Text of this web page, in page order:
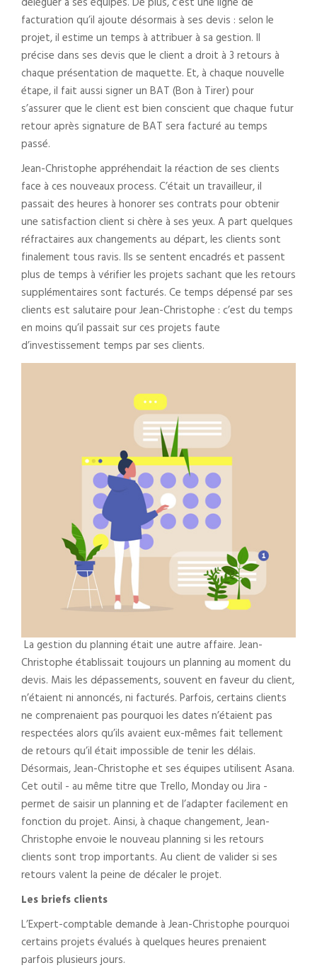
facturation qu’il ajoute désormais à ses devis : selon le
projet, il estime un temps à attribuer à sa gestion. Il
précise dans ses devis que le client a droit à 3 retours à
chaque présentation de maquette. Et, à chaque nouvelle
étape, il fait aussi signer un BAT (Bon à Tirer) pour
s’assurer que le client est bien conscient que chaque futur
retour après signature de BAT sera facturé au temps
passé.
Jean-Christophe appréhendait la réaction de ses clients
face à ces nouveaux process. C’était un travailleur, il
passait des heures à honorer ses contrats pour obtenir
une satisfaction client si chère à ses yeux. A part quelques
réfractaires aux changements au départ, les clients sont
finalement tous ravis. Ils se sentent encadrés et passent
plus de temps à vérifier les projets sachant que les retours
supplémentaires sont facturés. Ce temps dépensé par ses
clients est salutaire pour Jean-Christophe : c’est du temps
en moins qu’il passait sur ces projets faute
d’investissement temps par ses clients.
La gestion du planning était une autre affaire. Jean-
Christophe établissait toujours un planning au moment du
devis. Mais les dépassements, souvent en faveur du client,
n’étaient ni annoncés, ni facturés. Parfois, certains clients
ne comprenaient pas pourquoi les dates n’étaient pas
respectées alors qu’ils avaient eux-mêmes fait tellement
de retours qu’il était impossible de tenir les délais.
Désormais, Jean-Christophe et ses équipes utilisent Asana.
Cet outil - au même titre que Trello, Monday ou Jira -
permet de saisir un planning et de l’adapter facilement en
fonction du projet. Ainsi, à chaque changement, Jean-
Christophe envoie le nouveau planning si les retours
clients sont trop importants. Au client de valider si ses
retours valent la peine de décaler le projet.
Les briefs clients
L’Expert-comptable demande à Jean-Christophe pourquoi
certains projets évalués à quelques heures prenaient
parfois plusieurs jours.